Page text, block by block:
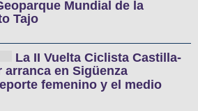
Mundial de la
Tajo
La II Vuelta Ciclista Castilla-
arranca en Sigüenza
femenino y el medio